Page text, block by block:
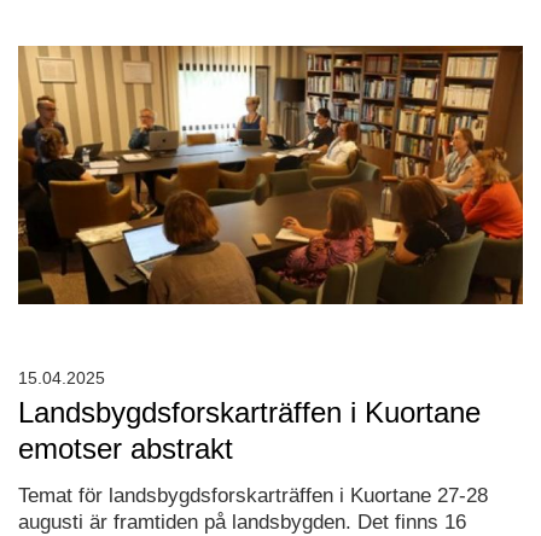
Landsbygdsforskarträffen i Kuortane
emotser abstrakt
Temat för landsbygdsforskarträffen i Kuortane 27-28
augusti är framtiden på landsbygden. Det finns 16
15.04.2025